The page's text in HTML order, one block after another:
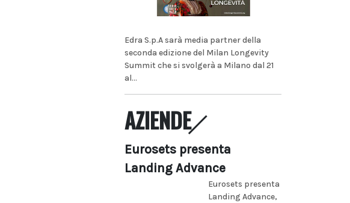
Edra S.p.A sarà media partner della
seconda edizione del Milan Longevity
Summit che si svolgerà a Milano dal 21
al...
AZIENDE
Eurosets presenta
Landing Advance
Eurosets presenta
Landing Advance,